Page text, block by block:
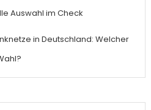
Auswahl im Check
in Deutschland: Welcher